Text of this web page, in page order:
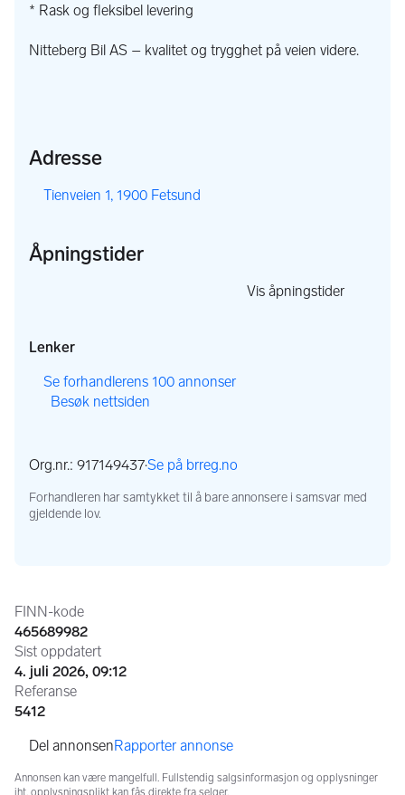
* Rask og fleksibel levering
Nitteberg Bil AS – kvalitet og trygghet på veien videre.
Adresse
Tienveien 1, 1900 Fetsund
Åpningstider
Vis åpningstider
Lenker
Se forhandlerens 100 annonser
Besøk nettsiden
Org.nr.: 917149437·Se på brreg.no
,
Forhandleren har samtykket til å bare annonsere i samsvar med
gjeldende lov.
Annonseinformasjon
FINN-kode
465689982
Sist oppdatert
4. juli 2026, 09:12
Referanse
5412
Rapporter annonse
Annonsen kan være mangelfull. Fullstendig salgsinformasjon og opplysninger
iht. opplysningsplikt kan fås direkte fra selger.